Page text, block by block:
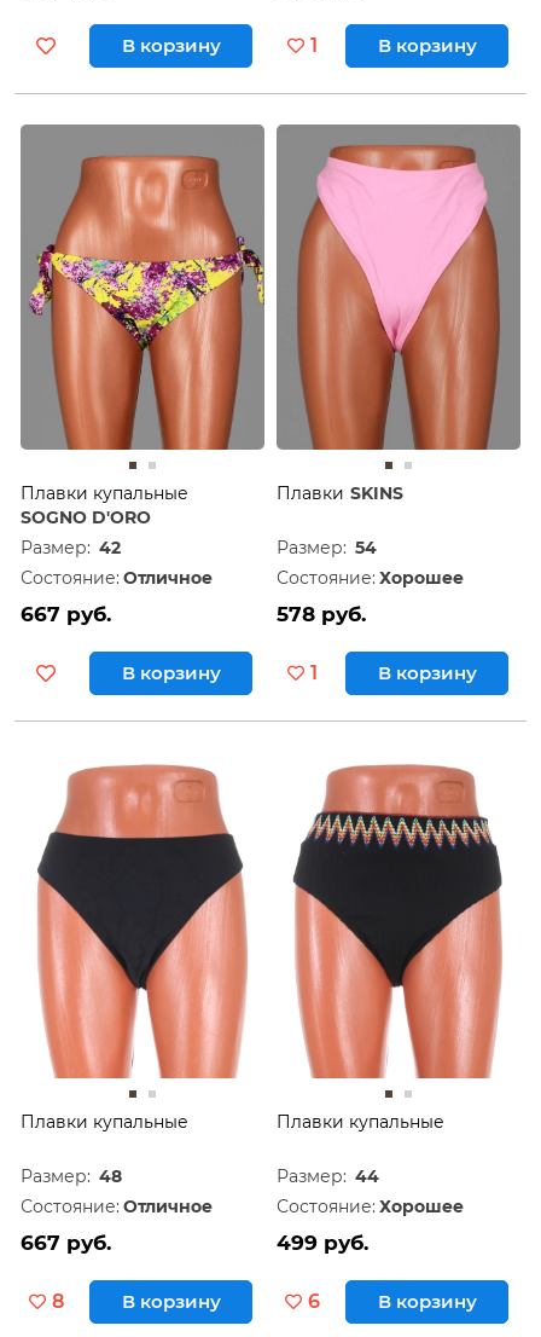
В корзину 1 В корзину
Плавки купальные
SOGNO D'ORO
Размер: 42
Состояние: Отличное
667 руб.
В корзину
Плавки SKINS
Размер: 54
Состояние: Хорошее
578 руб.
1 В корзину
Плавки купальные
Размер: 48
Состояние: Отличное
667 руб.
8 В корзину
Плавки купальные
Размер: 44
Состояние: Хорошее
499 руб.
6 В корзину